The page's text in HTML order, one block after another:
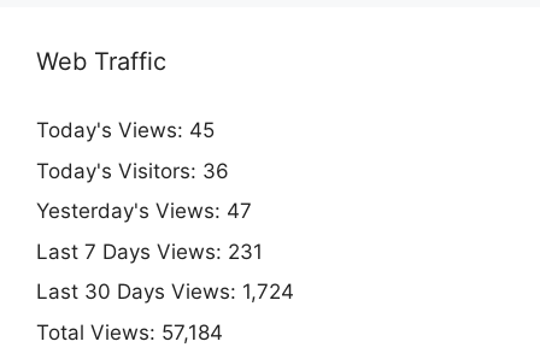
Web Traffic
Today's Views: 45
Today's Visitors: 36
Yesterday's Views: 47
Last 7 Days Views: 231
Last 30 Days Views: 1,724
Total Views: 57,184